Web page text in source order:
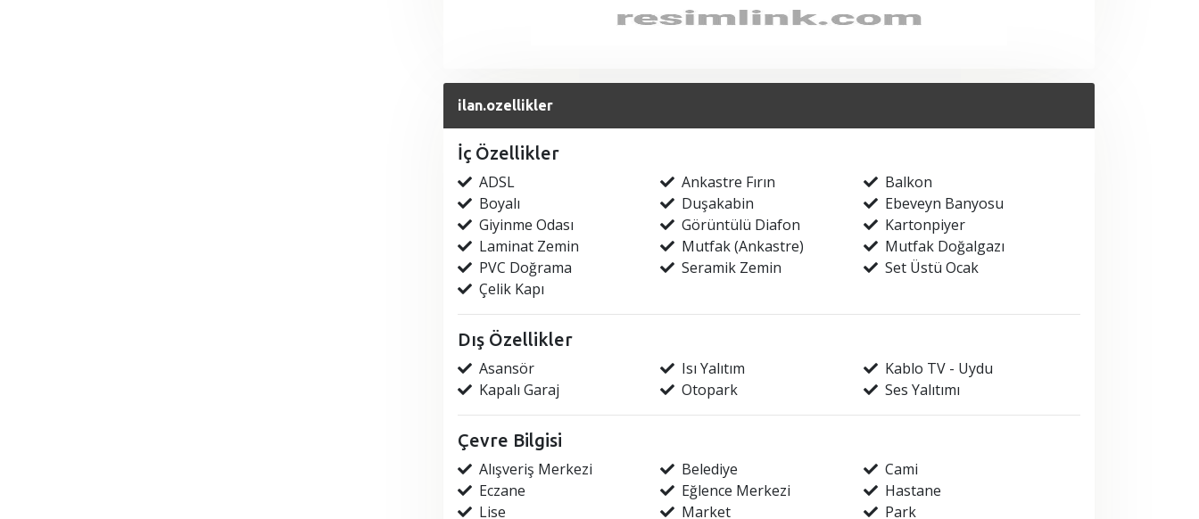
ilan.ozellikler
İç Özellikler
ADSL Ankastre Fırın
Balkon
Boyalı
Duşakabin
Ebeveyn Banyosu
Giyinme Odası
Görüntülü Diafon
Kartonpiyer
Laminat Zemin
Mutfak (Ankastre)
Mutfak Doğalgazı
PVC Doğrama
Seramik Zemin
Set Üstü Ocak
Çelik Kapı
Dış Özellikler
Asansör Isı Yalıtım
Kablo TV - Uydu
Kapalı Garaj
Otopark Ses Yalıtımı
Çevre Bilgisi
Alışveriş Merkezi Belediye
Cami
Eczane
Eğlence Merkezi
Hastane
Lise
Market
Park